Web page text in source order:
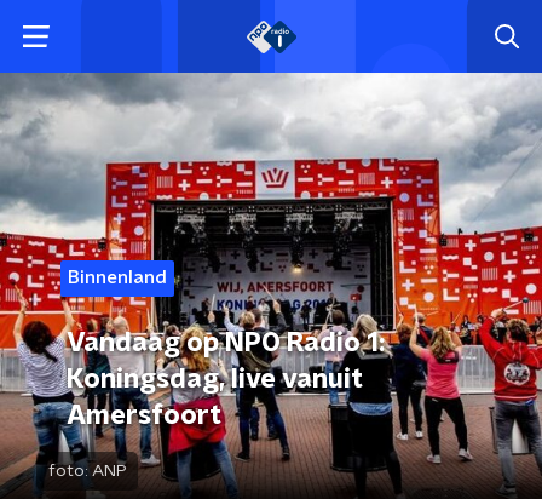
Binnenland
Vandaag op NPO Radio 1:
Koningsdag, live vanuit
Amersfoort
foto: ANP